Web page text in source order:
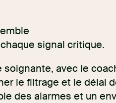
signal critique.
avec le
le filtrage et le délai
des alarmes et un